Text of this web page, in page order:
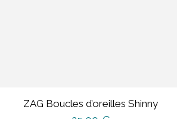
ZAG Boucles d’oreilles Shinny